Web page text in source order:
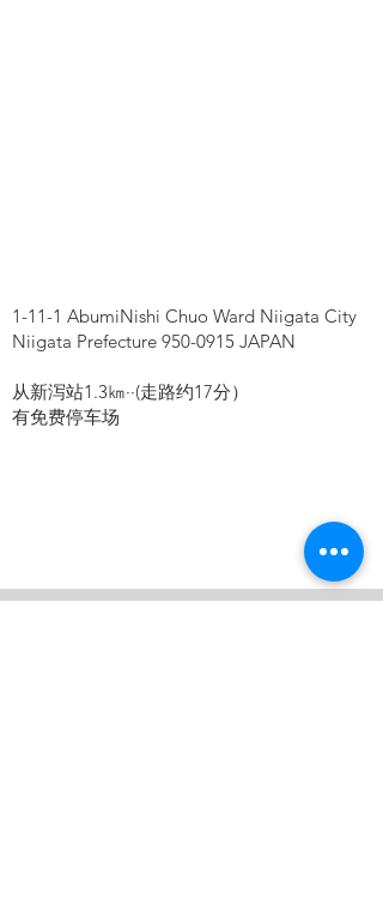
1-11-1 AbumiNishi Chuo Ward Niigata City
Niigata Prefecture 950-0915 JAPAN
从新泻站1.3㎞··(走路约17分）
​有免费停车场